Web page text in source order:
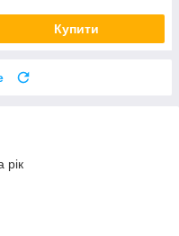
Купити
рік